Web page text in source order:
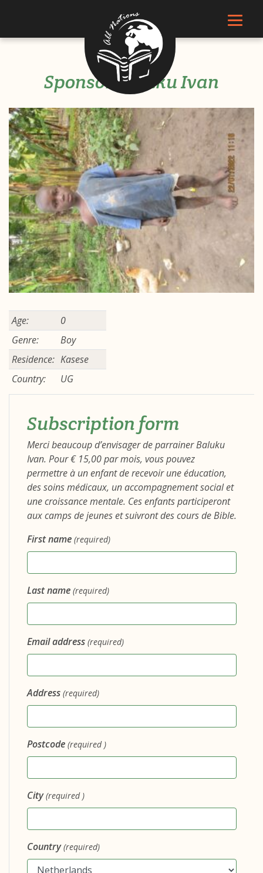
Sponsor Baluku Ivan
Age:
0
Genre:
Boy
Residence: Kasese
Country:
UG
Subscription form
Merci beaucoup d’envisager de parrainer Baluku
Ivan. Pour € 15,00 par mois, vous pouvez
permettre à un enfant de recevoir une éducation,
des soins médicaux, un accompagnement social et
une croissance mentale. Ces enfants participeront
aux camps de jeunes et suivront des cours de Bible.
First name (required)
Last name (required)
Email address (required)
Address (required)
Postcode (required )
City (required )
Country(required)